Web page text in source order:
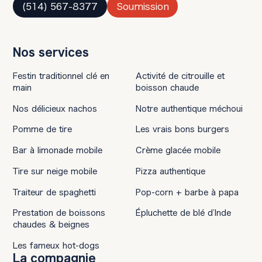
(514) 567-8377 Soumission
Nos services
Festin traditionnel clé en
main
Activité de citrouille et
boisson chaude
Nos délicieux nachos
Notre authentique méchoui
Pomme de tire
Les vrais bons burgers
Bar à limonade mobile
Crème glacée mobile
Tire sur neige mobile
Pizza authentique
Traiteur de spaghetti
Pop-corn + barbe à papa
Prestation de boissons
chaudes & beignes
Épluchette de blé d’Inde
Les fameux hot-dogs